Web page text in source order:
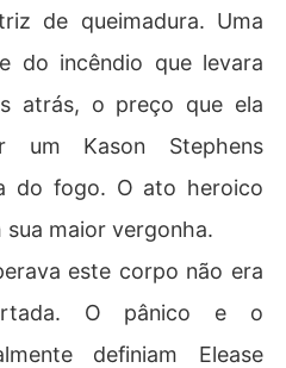
de queimadura. Uma
do incêndio que levara
atrás, o preço que ela
um Kason Stephens
do fogo. O ato heroico
maior vergonha.
este corpo não era
O pânico e o
definiam Elease